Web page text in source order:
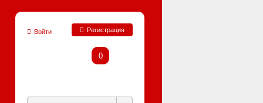
Войти Регистрация
0